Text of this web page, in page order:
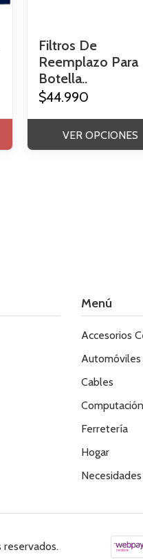
Filtros De
Reemplazo Para
Botella..
$44.990
VER OPCIONES
Menú
Accesorios
Cables
Ferretería
Hogar